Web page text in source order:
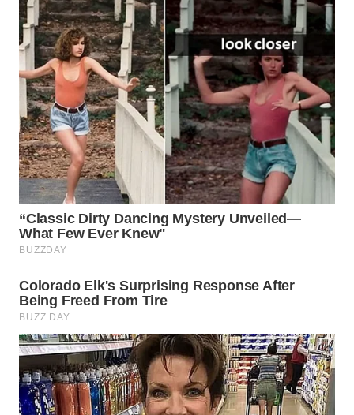
WN
BINTAN
WN
MANDALIKA
WN
LIKUPANG
WN
LABUANBAJO
Wahana
Media
Group
WAHANA
NEWS